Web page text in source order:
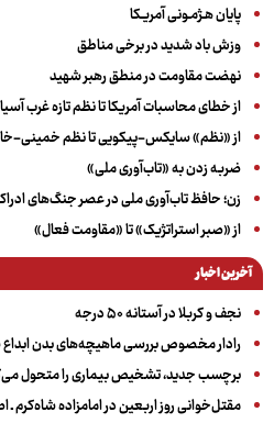
پایان هـژمـونی آمریـکا
وزش باد شدید در برخی مناطق
نهضت مقاومت در منطق رهبر شهید
از خطای محاسبات آمریکا تا نظم تازه غرب آسیا
از «نظم» سایکس-پیکویی تا نظم خمینی-
ضربه زدن به «تاب‌آوری ملی»
زن؛ حافظ تاب‌آوری ملی در عصر جنگ‌های
از «صبر استراتژیک» تا «مقاومت فعال»
آخرین اخبار
نجف و کربلا در آستانه ۵۰ درجه
رادار مخصوص بررسی ماهیچه‌های بدن
برچسب جدید، تشخیص بیماری را متحول
مقتل‌خوانی روز اربعین در امامزاده شاه‌کرم ـ